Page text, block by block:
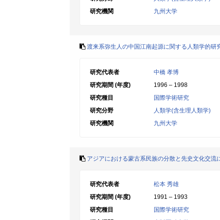
研究機関
九州大学
渡来系弥生人の中国江南起源に関する人類学的研
研究代表者
中橋 孝博
研究期間 (年度)
1996 – 1998
研究種目
国際学術研究
研究分野
人類学(含生理人類学)
研究機関
九州大学
アジアにおける蒙古系民族の分散と先史文化交流
研究代表者
松本 秀雄
研究期間 (年度)
1991 – 1993
研究種目
国際学術研究